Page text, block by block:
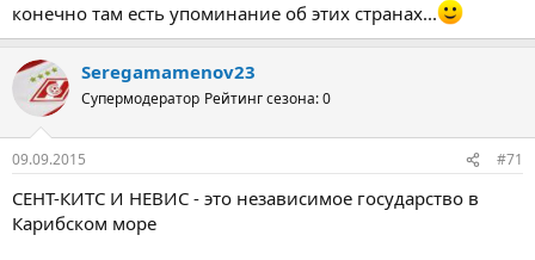
конечно там есть упоминание об этих странах...
Seregamamenov23
Супермодератор Рейтинг сезона: 0
09.09.2015 #71
СЕНТ-КИТС И НЕВИС - это независимое государство в
Карибском море